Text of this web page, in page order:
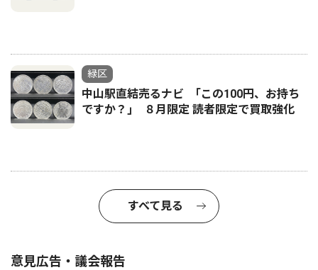
緑区
中山駅直結売るナビ ｢この100円、お持ち
ですか？｣ ８月限定 読者限定で買取強化
すべて見る
意見広告・議会報告